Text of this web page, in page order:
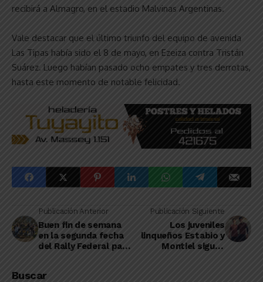
recibirá a Almagro, en el estadio Malvinas Argentinas.
Vale destacar que el último triunfo del equipo de avenida
Las Tipas había sido el 8 de mayo, en Ezeiza contra Tristán
Suárez. Luego habían pasado ocho empates y tres derrotas,
hasta este momento de notable felicidad.
Publicación Anterior
Buen fin de semana
en la segunda fecha
del Rally Federal para
Publicación Siguiente
Los juveniles
linqueños Estabio y
Montiel siguen
Buscar